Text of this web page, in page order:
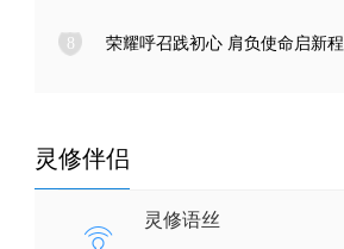
8 荣耀呼召践初心 肩负使命启新程
灵修伴侣
灵修语丝